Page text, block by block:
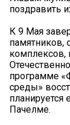
поздравить
К 9 Мая
памятников,
программе
среды»
Пачелме.